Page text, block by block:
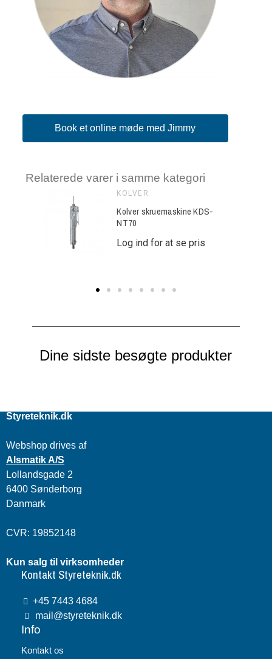
Book et online møde med Jimmy
Relaterede varer i samme kategori
KOLVER
Kolver skruemaskine KDS-
NT70
Log ind for at se pris
Dine sidste besøgte produkter
Styreteknik.dk
Webshop drives af
Alsmatik A/S
Lollandsgade 2
6400 Sønderborg
Danmark
CVR: 19852148
Kun salg til virksomheder
Kontakt Styreteknik.dk
+45 7443 4684
mail@styreteknik.dk
Info
Kontakt os